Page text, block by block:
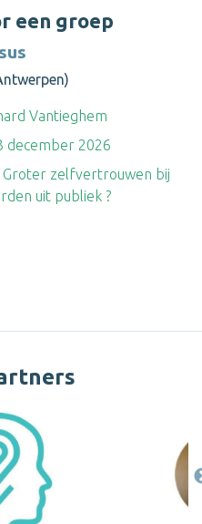
een groep
Vantieghem
december 2026
Groter zelfvertrouwen bij
uit publiek ?